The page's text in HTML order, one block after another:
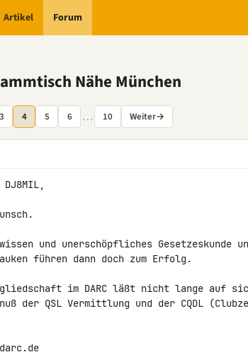
Artikel Forum
Nähe München
3 4 5 6 … 10 Weiter→
und unerschöpfliches Gesetzeskunde
führen dann doch zum Erfolg.
im DARC läßt nicht lange auf
der QSL Vermittlung und der CQDL